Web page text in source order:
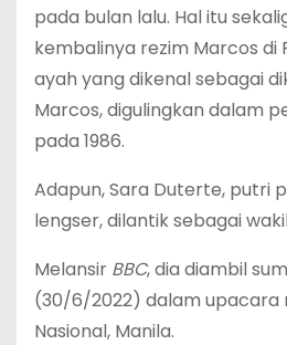
pada bulan lalu. Hal itu
kembalinya rezim Marcos di
ayah yang dikenal sebagai
Marcos, digulingkan dalam
pada 1986.
Adapun, Sara Duterte, putri
lengser, dilantik sebagai
Melansir BBC, dia diambil
(30/6/2022) dalam upacara
Nasional, Manila.